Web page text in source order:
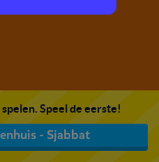
Speel de eerste!
- Sjabbat